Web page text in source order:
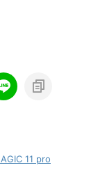
11 pro